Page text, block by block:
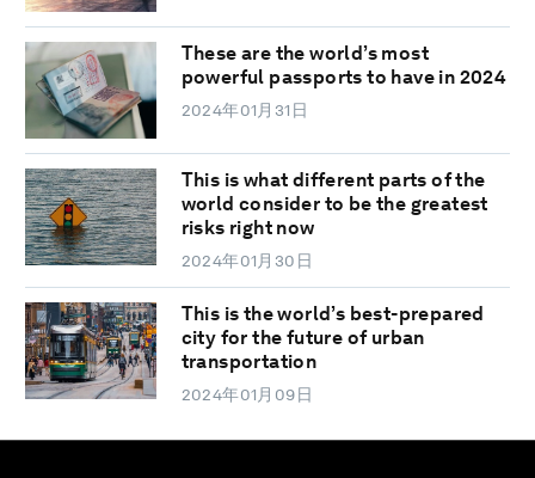
These are the world’s most
powerful passports to have in 2024
2024年01月31日
This is what different parts of the
world consider to be the greatest
risks right now
2024年01月30日
This is the world’s best-prepared
city for the future of urban
transportation
2024年01月09日